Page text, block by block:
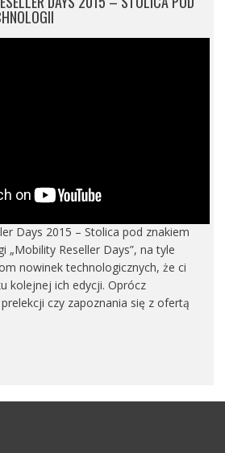
Days 2015 – Stolica pod znakiem
„Mobility Reseller Days”, na tyle
nowinek technologicznych, że ci
kolejnej ich edycji. Oprócz
czy zapoznania się z ofertą